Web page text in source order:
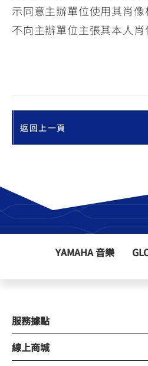
示同意主辦單位使用其肖
不向主辦單位主張其本人肖
返回上一頁
YAMAHA 音樂
服務據點
線上商城